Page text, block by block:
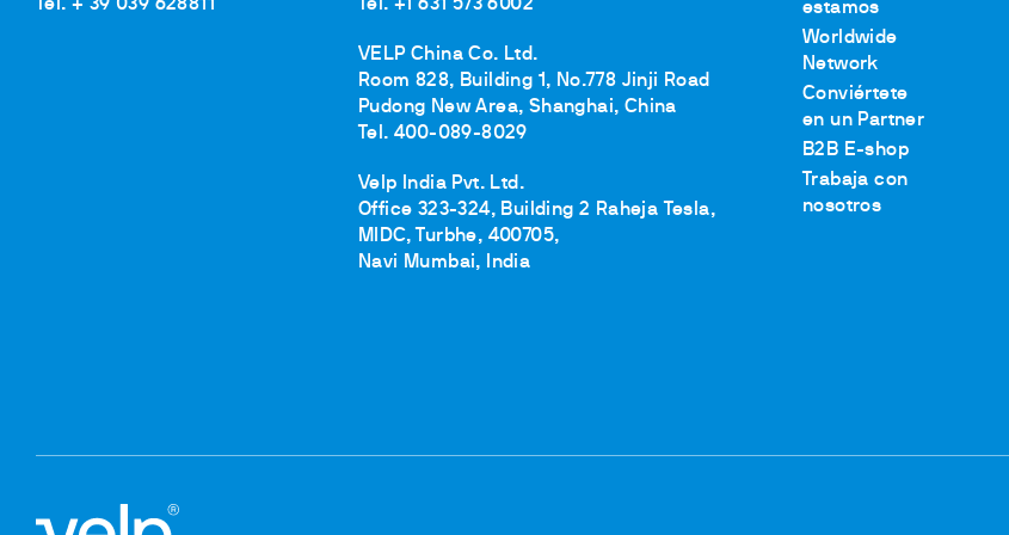
Tel. + 39 039 628811
Tel. +1 631 573 6002
VELP China Co. Ltd.
Room 828, Building 1, No.778 Jinji Road
Pudong New Area, Shanghai, China
Tel. 400-089-8029
Velp India Pvt. Ltd.
Office 323-324, Building 2 Raheja Tesla,
MIDC, Turbhe, 400705,
Navi Mumbai, India
estamos
Worldwide
Network
Conviértete
en un Partner
B2B E-shop
Trabaja con
nosotros